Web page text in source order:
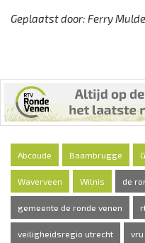
Geplaatst door: Ferry
Abcoude Baambrugge
Waverveen Wilnis de
gemeente de ronde venen
veiligheidsregio utrecht vru